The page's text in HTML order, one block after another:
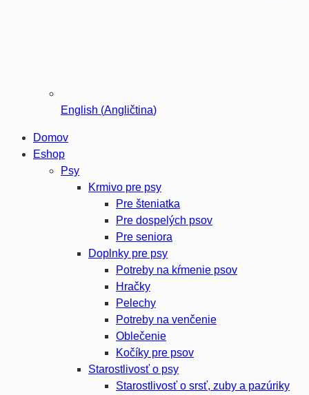
English (Angličtina)
Domov
Eshop
Psy
Krmivo pre psy
Pre šteniatka
Pre dospelých psov
Pre seniora
Doplnky pre psy
Potreby na kŕmenie psov
Hračky
Pelechy
Potreby na venčenie
Oblečenie
Kočíky pre psov
Starostlivosť o psy
Starostlivosť o srsť, zuby a pazúriky